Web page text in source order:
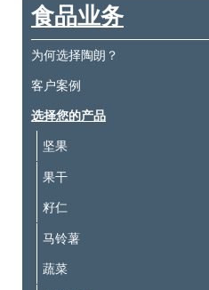
食品业务
为何选择陶朗？
客户案例
选择您的产品
坚果
果干
籽仁
马铃薯
蔬菜